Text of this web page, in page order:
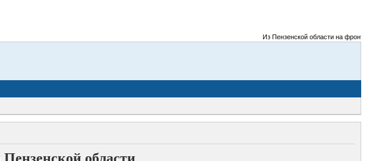
Из Пензенской области на фронты